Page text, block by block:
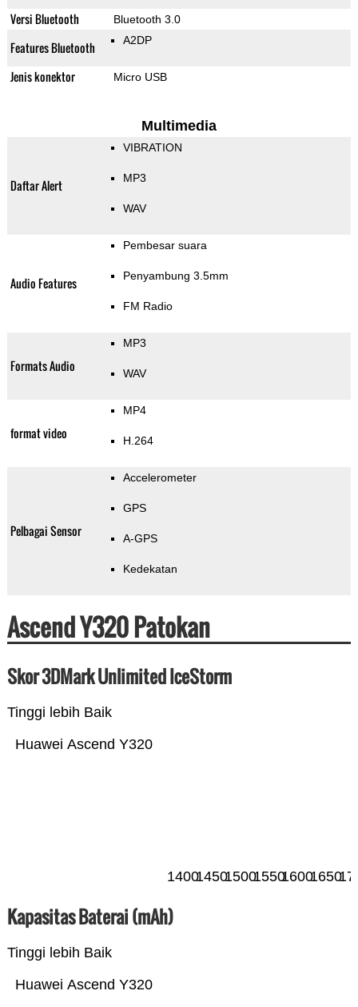
Versi Bluetooth Bluetooth 3.0
Features Bluetooth A2DP
Jenis konektor Micro USB
Multimedia
Daftar Alert
VIBRATION
MP3
WAV
Audio Features
Pembesar suara
Penyambung 3.5mm
FM Radio
Formats Audio
MP3
WAV
format video
MP4
H.264
Pelbagai Sensor
Accelerometer
GPS
A-GPS
Kedekatan
Ascend Y320 Patokan
Skor 3DMark Unlimited IceStorm
Tinggi lebih Baik
Huawei Ascend Y320
140014501500155016001650
Kapasitas Baterai (mAh)
Tinggi lebih Baik
Huawei Ascend Y320